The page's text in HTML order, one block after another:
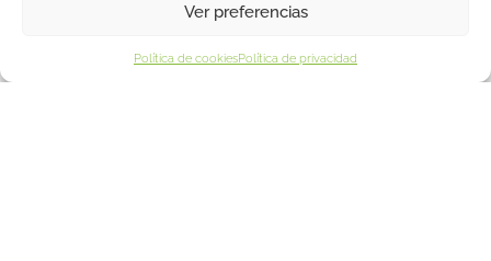
Ver preferencias
Política de cookiesPolítica de privacidad
Blancos • Verdes • Morados
Asistencia en Francia y en el extranjero